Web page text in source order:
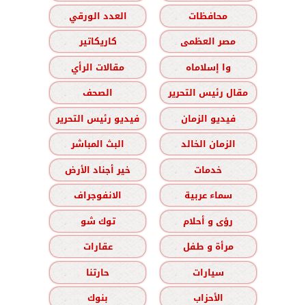
محافظات
العدد الورقي
مصر العظمى
كاريكاتير
وا إسلاماه
مقالات الرأي
مقال رئيس التحرير
الصحف
فيديو الزمان
فيديو رئيس التحرير
الزمان الخالد
البث المباشر
خدمات
خير أجناد الأرض
سماء عربية
الانفوجراف
رؤى و أحلام
توك شو
مرأة و طفل
عقارات
سيارات
حارتنا
الأحزاب
بنوك